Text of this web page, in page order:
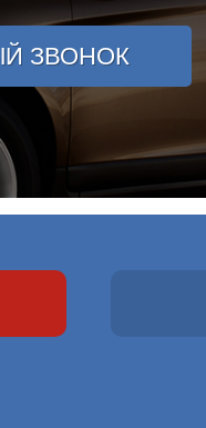
ЗВОНОК